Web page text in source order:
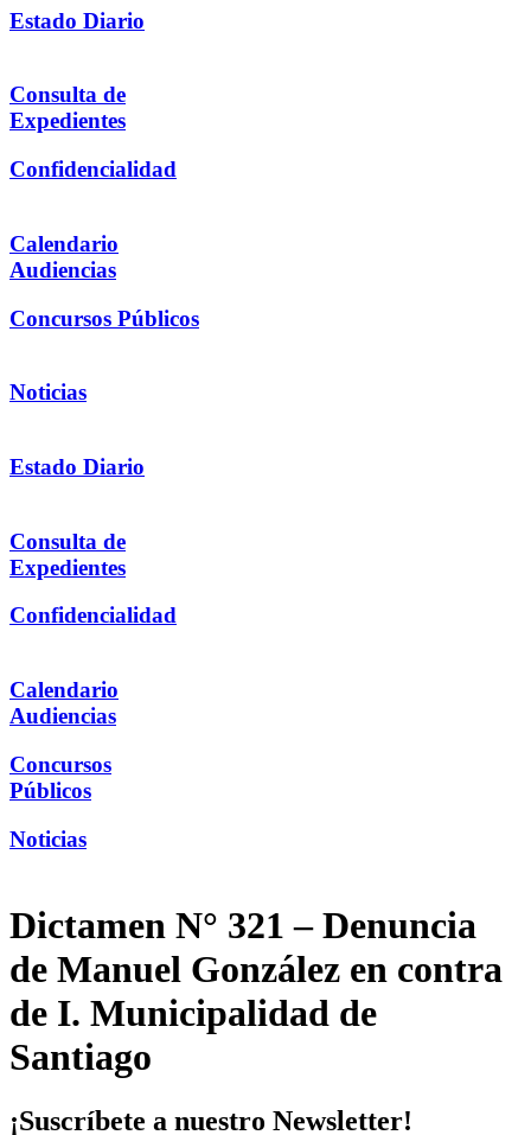
Estado Diario
Consulta de
Expedientes
Confidencialidad
Calendario
Audiencias
Concursos Públicos
Noticias
Estado Diario
Consulta de
Expedientes
Confidencialidad
Calendario
Audiencias
Concursos
Públicos
Noticias
Dictamen N° 321 – Denuncia
de Manuel González en contra
de I. Municipalidad de
Santiago
¡Suscríbete a nuestro Newsletter!